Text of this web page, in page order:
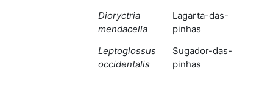
Dioryctria
mendacella
Lagarta-das-
pinhas
Leptoglossus
occidentalis
Sugador-das-
pinhas